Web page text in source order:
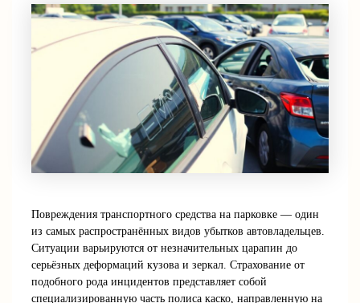
Повреждения транспортного средства на парковке — один
из самых распространённых видов убытков автовладельцев.
Ситуации варьируются от незначительных царапин до
серьёзных деформаций кузова и зеркал. Страхование от
подобного рода инцидентов представляет собой
специализированную часть полиса каско, направленную на